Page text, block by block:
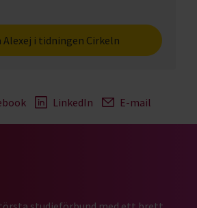
Alexej i tidningen Cirkeln
LinkedIn E-mail
startsida